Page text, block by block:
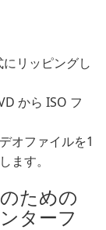
リッピングし
から ISO フ
オファイルを1
ます。
ための
ターフ